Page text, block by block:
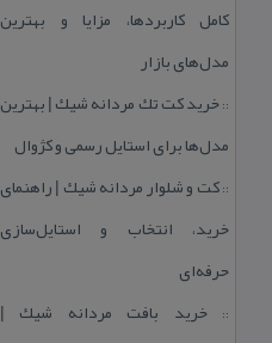
كامل كاربردها، مزایا و بهترین
مدل‌های بازار
::خرید كت تك مردانه شیك | بهترین
مدل‌ها برای استایل رسمی و كژوال
::كت و شلوار مردانه شیك | راهنمای
خرید، انتخاب و استایل‌سازی
حرفه‌ای
::خرید بافت مردانه شیك |